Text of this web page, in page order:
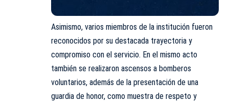
Asimismo, varios miembros de la institución fueron
reconocidos por su destacada trayectoria y
compromiso con el servicio. En el mismo acto
también se realizaron ascensos a bomberos
voluntarios, además de la presentación de una
guardia de honor, como muestra de respeto y